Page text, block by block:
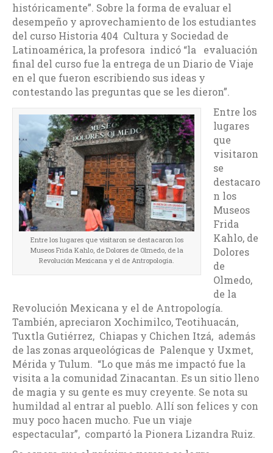
históricamente”. Sobre la forma de evaluar el
desempeño y aprovechamiento de los estudiantes
del curso Historia 404 Cultura y Sociedad de
Latinoamérica, la profesora indicó “la evaluación
final del curso fue la entrega de un Diario de Viaje
en el que fueron escribiendo sus ideas y
contestando las preguntas que se les dieron”.
Entre los lugares que visitaron se destacaron los
Museos Frida Kahlo, de Dolores de Olmedo, de la
Revolución Mexicana y el de Antropología.
Entre los
lugares
que
visitaron
se
destacaro
n los
Museos
Frida
Kahlo, de
Dolores
de
Olmedo,
de la
Revolución Mexicana y el de Antropología.
También, apreciaron Xochimilco, Teotihuacán,
Tuxtla Gutiérrez, Chiapas y Chichen Itzá, además
de las zonas arqueológicas de Palenque y Uxmet,
Mérida y Tulum. “Lo que más me impactó fue la
visita a la comunidad Zinacantan. Es un sitio lleno
de magia y su gente es muy creyente. Se nota su
humildad al entrar al pueblo. Allí son felices y con
muy poco hacen mucho. Fue un viaje
espectacular”, compartó la Pionera Lizandra Ruiz.